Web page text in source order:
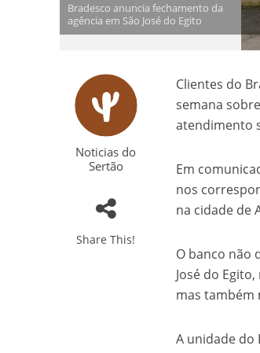
Bradesco anuncia fechamento da
agência em São José do Egito
Noticias do
Sertão
Share This!
Clientes do
semana
atendimento
Em
nos
na cidade de
O banco não
José do
mas também
A unidade do